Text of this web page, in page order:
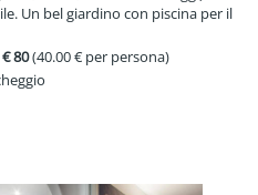
Un bel giardino con piscina per il
€ 80(40.00 € per persona)